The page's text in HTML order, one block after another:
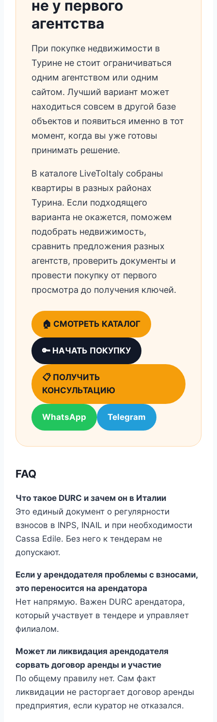
не у первого
агентства
При покупке недвижимости в
Турине не стоит ограничиваться
одним агентством или одним
сайтом. Лучший вариант может
находиться совсем в другой базе
объектов и появиться именно в тот
момент, когда вы уже готовы
принимать решение.
В каталоге LiveToItaly собраны
квартиры в разных районах
Турина. Если подходящего
варианта не окажется, поможем
подобрать недвижимость,
сравнить предложения разных
агентств, проверить документы и
провести покупку от первого
просмотра до получения ключей.
🏠 СМОТРЕТЬ КАТАЛОГ
🔑 НАЧАТЬ ПОКУПКУ
📋 ПОЛУЧИТЬ
КОНСУЛЬТАЦИЮ
WhatsApp Telegram
FAQ
Что такое DURC и зачем он в Италии
Это единый документ о регулярности
взносов в INPS, INAIL и при необходимости
Cassa Edile. Без него к тендерам не
допускают.
Если у арендодателя проблемы с взносами,
это переносится на арендатора
Нет напрямую. Важен DURC арендатора,
который участвует в тендере и управляет
филиалом.
Может ли ликвидация арендодателя
сорвать договор аренды и участие
По общему правилу нет. Сам факт
ликвидации не расторгает договор аренды
предприятия, если куратор не отказался.